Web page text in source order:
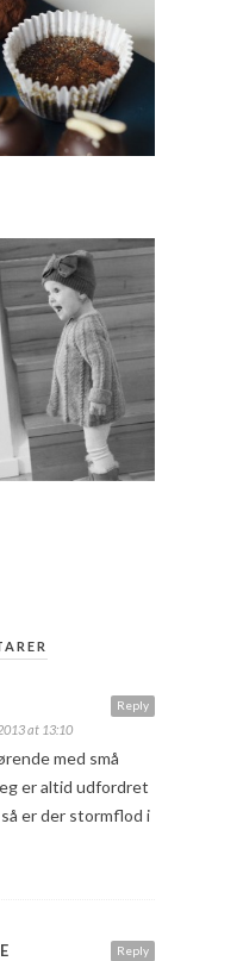
Reply
at 13:10
med små
er altid udfordret
er der stormflod i
Reply